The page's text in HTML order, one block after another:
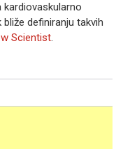
definiranju takvih
Scientist.